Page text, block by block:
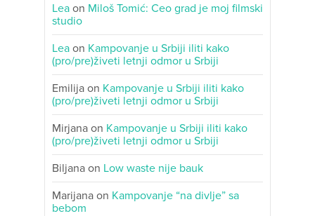
Lea on Miloš Tomić: Ceo grad je moj filmski
studio
Lea on Kampovanje u Srbiji iliti kako
(pro/pre)živeti letnji odmor u Srbiji
Emilija on Kampovanje u Srbiji iliti kako
(pro/pre)živeti letnji odmor u Srbiji
Mirjana on Kampovanje u Srbiji iliti kako
(pro/pre)živeti letnji odmor u Srbiji
Biljana on Low waste nije bauk
Marijana on Kampovanje “na divlje” sa
bebom